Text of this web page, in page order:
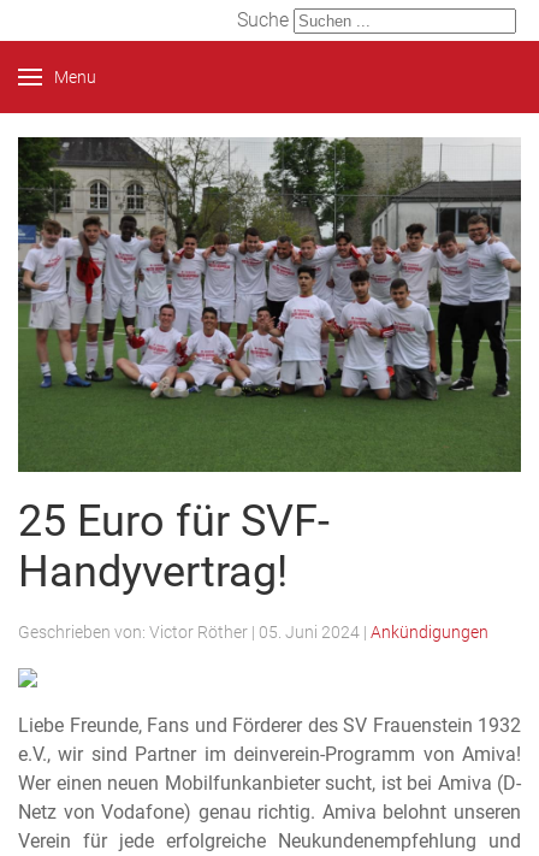
Suche
Menu
25 Euro für SVF-
Handyvertrag!
Geschrieben von: Victor Röther | 05. Juni 2024 | Ankündigungen
Liebe Freunde, Fans und Förderer des SV Frauenstein 1932
e.V., wir sind Partner im deinverein-Programm von Amiva!
Wer einen neuen Mobilfunkanbieter sucht, ist bei Amiva (D-
Netz von Vodafone) genau richtig. Amiva belohnt unseren
Verein für jede erfolgreiche Neukundenempfehlung und